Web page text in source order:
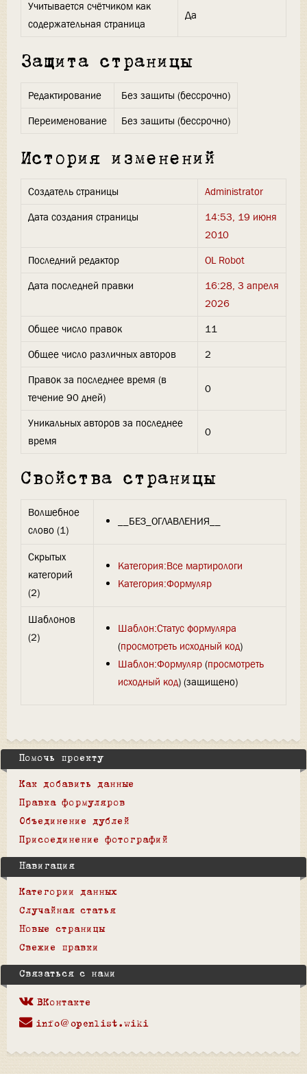
Учитывается счётчиком как
содержательная страница
Да
Защита страницы
Редактирование
Без защиты (бессрочно)
Переименование
Без защиты (бессрочно)
История изменений
Создатель страницы
Administrator
Дата создания страницы
14:53, 19 июня
2010
Последний редактор
OL Robot
Дата последней правки
16:28, 3 апреля
2026
Общее число правок
11
Общее число различных авторов
2
Правок за последнее время (в
течение 90 дней)
0
Уникальных авторов за последнее
время
0
Свойства страницы
Волшебное
слово (1)
__БЕЗ_ОГЛАВЛЕНИЯ__
Скрытых
категорий
(2)
Категория:Все мартирологи
Категория:Формуляр
Шаблонов
(2)
Шаблон:Статус формуляра
(просмотреть исходный код)
Шаблон:Формуляр(просмотреть
исходный код) (защищено)
Помочь проекту
Как добавить данные
Правка формуляров
Объединение дублей
Присоединение фотографий
Навигация
Категории данных
Случайная статья
Новые страницы
Свежие правки
Связаться с нами
ВКонтакте
info@openlist.wiki